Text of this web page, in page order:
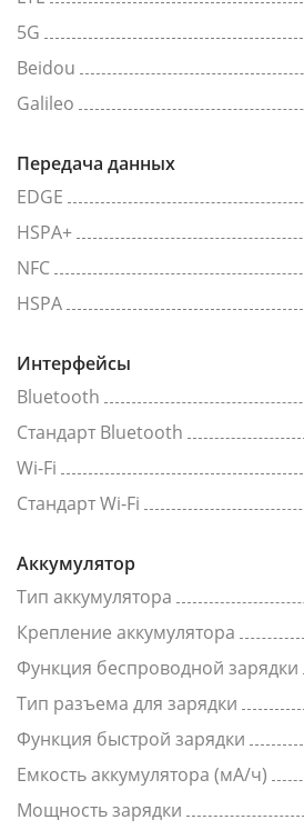
5G
Beidou
Galileo
Передача данных
EDGE
HSPA+
NFC
HSPA
Интерфейсы
Bluetooth
Стандарт Bluetooth
Wi-Fi
Стандарт Wi-Fi
Аккумулятор
Тип аккумулятора
Крепление аккумулятора
Функция беспроводной зарядки
Тип разъема для зарядки
Функция быстрой зарядки
Емкость аккумулятора (мА/ч)
Мощность зарядки